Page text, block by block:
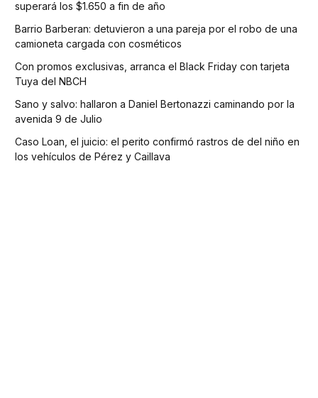
superará los $1.650 a fin de año
Barrio Barberan: detuvieron a una pareja por el robo de una
camioneta cargada con cosméticos
Con promos exclusivas, arranca el Black Friday con tarjeta
Tuya del NBCH
Sano y salvo: hallaron a Daniel Bertonazzi caminando por la
avenida 9 de Julio
Caso Loan, el juicio: el perito confirmó rastros de del niño en
los vehículos de Pérez y Caillava